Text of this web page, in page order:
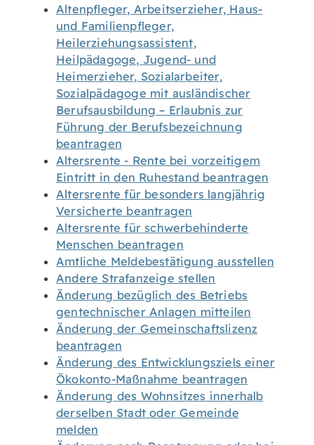
Altenpfleger, Arbeitserzieher, Haus-
und Familienpfleger,
Heilerziehungsassistent,
Heilpädagoge, Jugend- und
Heimerzieher, Sozialarbeiter,
Sozialpädagoge mit ausländischer
Berufsausbildung – Erlaubnis zur
Führung der Berufsbezeichnung
beantragen
Altersrente - Rente bei vorzeitigem
Eintritt in den Ruhestand beantragen
Altersrente für besonders langjährig
Versicherte beantragen
Altersrente für schwerbehinderte
Menschen beantragen
Amtliche Meldebestätigung ausstellen
Andere Strafanzeige stellen
Änderung bezüglich des Betriebs
gentechnischer Anlagen mitteilen
Änderung der Gemeinschaftslizenz
beantragen
Änderung des Entwicklungsziels einer
Ökokonto-Maßnahme beantragen
Änderung des Wohnsitzes innerhalb
derselben Stadt oder Gemeinde
melden